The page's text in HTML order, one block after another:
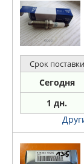
Срок поставки
Сегодня
1 дн.